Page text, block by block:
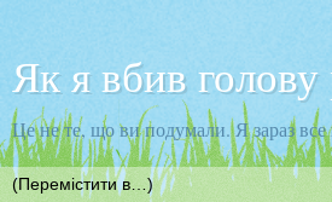
Як я вбив голову
Це не те, що ви подумали. Я зараз